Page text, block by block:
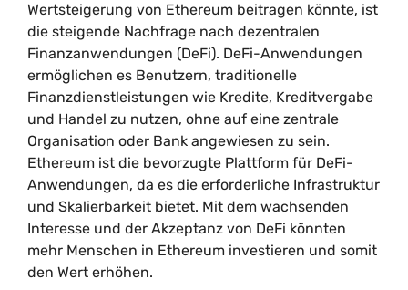
Wertsteigerung von Ethereum beitragen könnte, ist
die steigende Nachfrage nach dezentralen
Finanzanwendungen (DeFi). DeFi-Anwendungen
ermöglichen es Benutzern, traditionelle
Finanzdienstleistungen wie Kredite, Kreditvergabe
und Handel zu nutzen, ohne auf eine zentrale
Organisation oder Bank angewiesen zu sein.
Ethereum ist die bevorzugte Plattform für DeFi-
Anwendungen, da es die erforderliche Infrastruktur
und Skalierbarkeit bietet. Mit dem wachsenden
Interesse und der Akzeptanz von DeFi könnten
mehr Menschen in Ethereum investieren und somit
den Wert erhöhen.